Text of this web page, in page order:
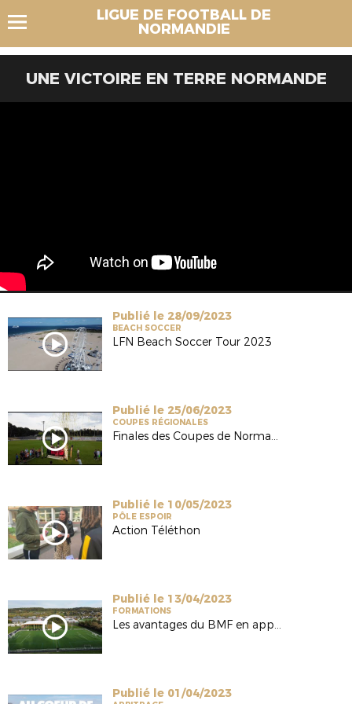
LIGUE DE FOOTBALL DE
NORMANDIE
UNE VICTOIRE EN TERRE NORMANDE
Publié le 28/09/2023
BEACH SOCCER
LFN Beach Soccer Tour 2023
Publié le 25/06/2023
COUPES RÉGIONALES
Finales des Coupes de Normandie 2023
Publié le 10/05/2023
PÔLE ESPOIR
Action Téléthon
Publié le 13/04/2023
FORMATIONS
Les avantages du BMF en apprentissage
Publié le 01/04/2023